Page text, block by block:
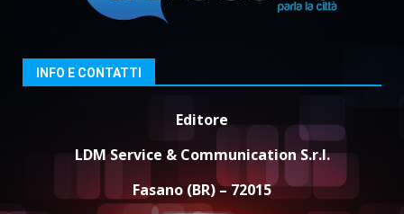
INFO E CONTATTI
Editore
LDM Service & Communication S.r.l.
Fasano (BR) – 72015